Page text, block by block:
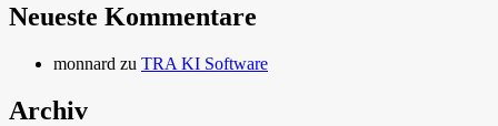
Neueste Kommentare
monnard zu TRA KI Software
Archiv